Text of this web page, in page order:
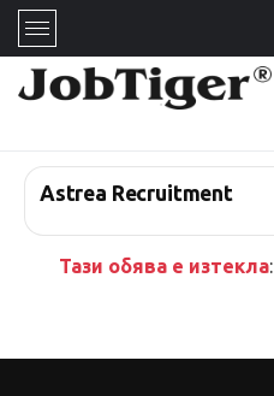
Astrea Recruitment
Тази обява е изтекла: